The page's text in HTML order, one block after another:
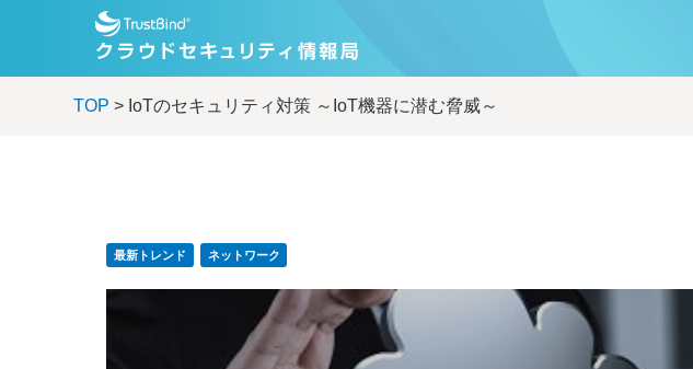
TOP > IoTのセキュリティ対策 ～IoT機器に潜む脅威～
最新トレンド ネットワーク